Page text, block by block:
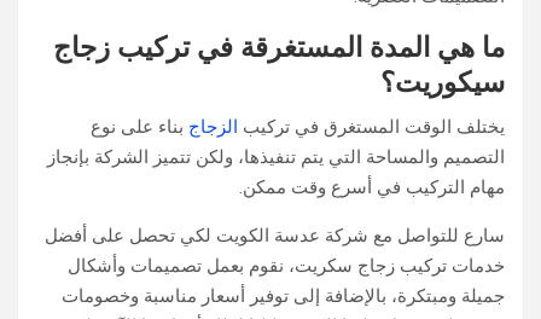
ما هي المدة المستغرقة في تركيب زجاج
سيكوريت؟
يختلف الوقت المستغرق في تركيب الزجاج بناء على نوع
التصميم والمساحة التي يتم تنفيذها، ولكن تتميز الشركة بإنجاز
مهام التركيب في أسرع وقت ممكن.
سارع للتواصل مع شركة عدسة الكويت لكي تحصل على أفضل
خدمات تركيب زجاج سكريت، نقوم بعمل تصميمات وأشكال
جميلة ومبتكرة، بالإضافة إلى توفير أسعار مناسبة وخصومات